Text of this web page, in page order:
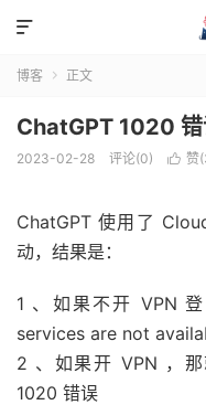

博客  正文
ChatGPT 1020
2023-02-28 评论(0)  赞(
ChatGPT 使用了
动，结果是：
1 、如果不开 VPN
services are not
2 、如果开 VPN ，
1020 错误